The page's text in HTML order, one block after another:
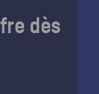
dès